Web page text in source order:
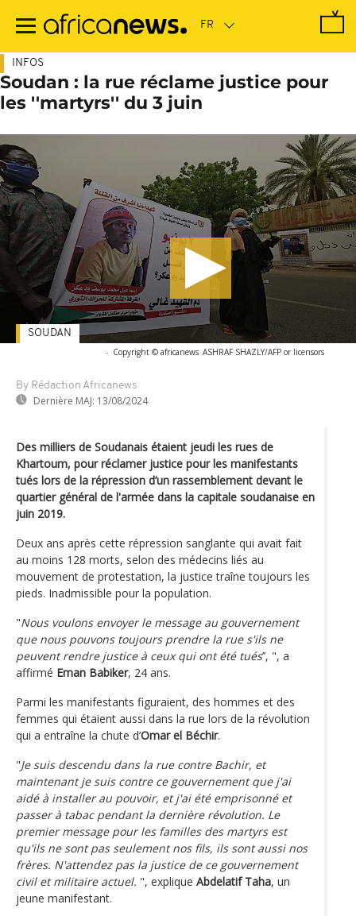
contenu
INFOS
Soudan : la rue réclame justice pour
les ''martyrs'' du 3 juin
- Copyright © africanews ASHRAF SHAZLY/AFP or licensors
By Rédaction Africanews
Dernière MAJ: 13/08/2024
SOUDAN
Des milliers de Soudanais étaient jeudi les rues de
Khartoum, pour réclamer justice pour les manifestants
tués lors de la répression d’un rassemblement devant le
quartier général de l'armée dans la capitale soudanaise en
juin 2019.
Deux ans après cette répression sanglante qui avait fait
au moins 128 morts, selon des médecins liés au
mouvement de protestation, la justice traîne toujours les
pieds. Inadmissible pour la population.
"Nous voulons envoyer le message au gouvernement
que nous pouvons toujours prendre la rue s'ils ne
peuvent rendre justice à ceux qui ont été tués’’, ", a
affirmé Eman Babiker, 24 ans.
Parmi les manifestants figuraient, des hommes et des
femmes qui étaient aussi dans la rue lors de la révolution
qui a entraîne la chute d’Omar el Béchir.
"Je suis descendu dans la rue contre Bachir, et
maintenant je suis contre ce gouvernement que j'ai
aidé à installer au pouvoir, et j'ai été emprisonné et
passer à tabac pendant la dernière révolution. Le
premier message pour les familles des martyrs est
qu'ils ne sont pas seulement nos fils, ils sont aussi nos
frères. N'attendez pas la justice de ce gouvernement
civil et militaire actuel. ", explique Abdelatif Taha, un
jeune manifestant.